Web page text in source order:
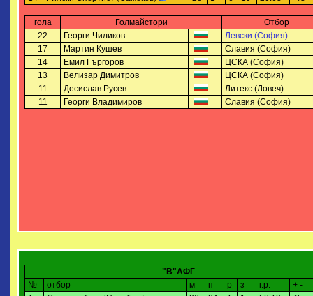
гола Голмайстори
Отбор
22
Георги Чиликов
Левски (София)
17
Мартин Кушев
Славия (София)
14
Емил Гъргоров
ЦСКА (София)
13
Велизар Димитров
ЦСКА (София)
11
Десислав Русев
Литекс (Ловеч)
11
Георги Владимиров Славия (София)
"В"АФГ
№
отбор м п р з г.р.
+ -